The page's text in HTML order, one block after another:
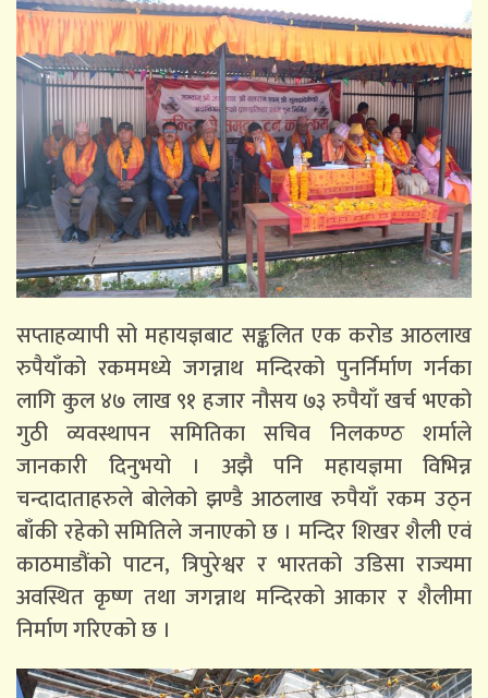
सप्ताहव्यापी सो महायज्ञबाट सङ्कलित एक करोड आठलाख
रुपैयाँको रकममध्ये जगन्नाथ मन्दिरको पुनर्निर्माण गर्नका
लागि कुल ४७ लाख ९१ हजार नौसय ७३ रुपैयाँ खर्च भएको
गुठी व्यवस्थापन समितिका सचिव निलकण्ठ शर्माले
जानकारी दिनुभयो । अझै पनि महायज्ञमा विभिन्न
चन्दादाताहरुले बोलेको झण्डै आठलाख रुपैयाँ रकम उठ्न
बाँकी रहेको समितिले जनाएको छ । मन्दिर शिखर शैली एवं
काठमाडौंको पाटन, त्रिपुरेश्वर र भारतको उडिसा राज्यमा
अवस्थित कृष्ण तथा जगन्नाथ मन्दिरको आकार र शैलीमा
निर्माण गरिएको छ ।